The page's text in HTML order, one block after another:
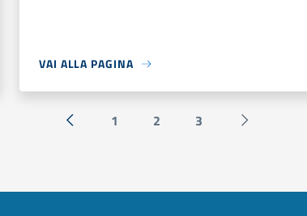
VAI ALLA PAGINA
« Precedente
1 2 3
Successiva »